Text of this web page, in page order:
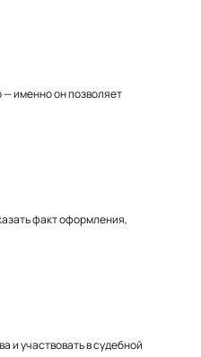
именно он позволяет
факт оформления,
и участвовать в судебной